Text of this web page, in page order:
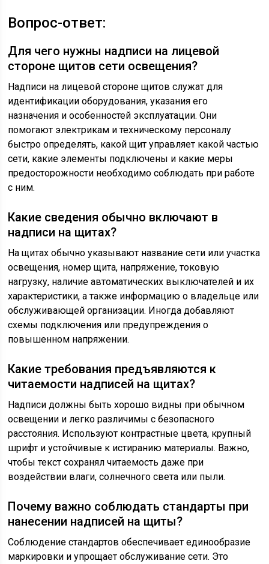
Вопрос-ответ:
Для чего нужны надписи на лицевой
стороне щитов сети освещения?
Надписи на лицевой стороне щитов служат для
идентификации оборудования, указания его
назначения и особенностей эксплуатации. Они
помогают электрикам и техническому персоналу
быстро определять, какой щит управляет какой частью
сети, какие элементы подключены и какие меры
предосторожности необходимо соблюдать при работе
с ним.
Какие сведения обычно включают в
надписи на щитах?
На щитах обычно указывают название сети или участка
освещения, номер щита, напряжение, токовую
нагрузку, наличие автоматических выключателей и их
характеристики, а также информацию о владельце или
обслуживающей организации. Иногда добавляют
схемы подключения или предупреждения о
повышенном напряжении.
Какие требования предъявляются к
читаемости надписей на щитах?
Надписи должны быть хорошо видны при обычном
освещении и легко различимы с безопасного
расстояния. Используют контрастные цвета, крупный
шрифт и устойчивые к истиранию материалы. Важно,
чтобы текст сохранял читаемость даже при
воздействии влаги, солнечного света или пыли.
Почему важно соблюдать стандарты при
нанесении надписей на щиты?
Соблюдение стандартов обеспечивает единообразие
маркировки и упрощает обслуживание сети. Это